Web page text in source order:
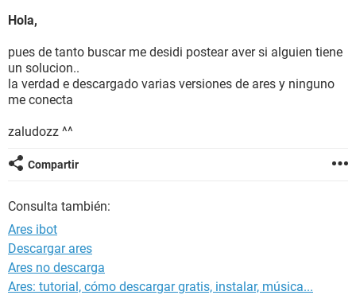
Hola,
pues de tanto buscar me desidi postear aver si alguien tiene
un solucion..
la verdad e descargado varias versiones de ares y ninguno
me conecta
zaludozz ^^
Compartir
Consulta también:
Ares ibot
Descargar ares
Ares no descarga
Ares: tutorial, cómo descargar gratis, instalar, música...